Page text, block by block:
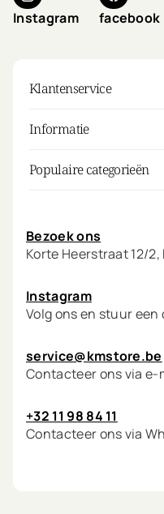
Instagram facebook
Klantenservice
Informatie
Populaire categorieën
Bezoek ons
Korte Heerstraat 12/2,
Instagram
Volg ons en stuur een
service@kmstore.be
Contacteer ons via e-
+32 11 98 84 11
Contacteer ons via